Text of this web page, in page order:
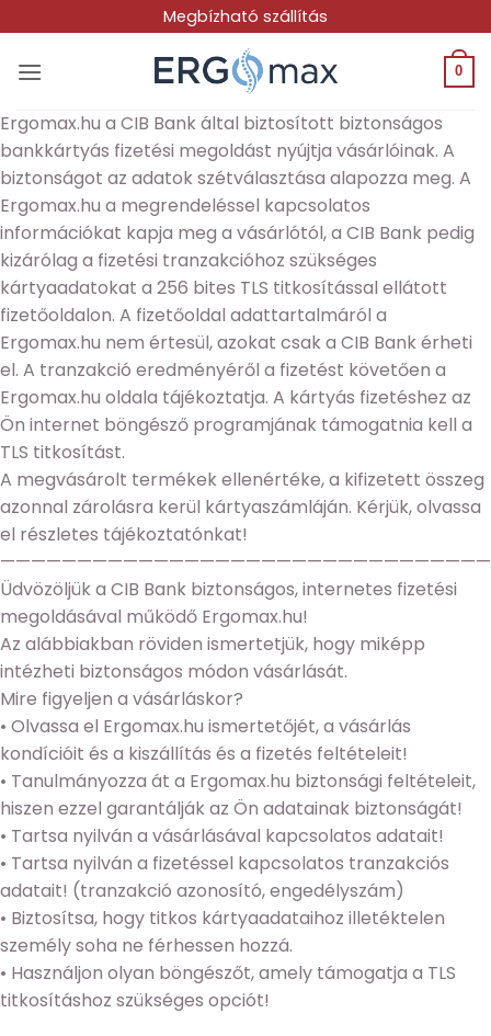
to
content
Megbízható szállítás
0
Ergomax.hu a CIB Bank által biztosított biztonságos
bankkártyás fizetési megoldást nyújtja vásárlóinak. A
biztonságot az adatok szétválasztása alapozza meg. A
Ergomax.hu a megrendeléssel kapcsolatos
információkat kapja meg a vásárlótól, a CIB Bank pedig
kizárólag a fizetési tranzakcióhoz szükséges
kártyaadatokat a 256 bites TLS titkosítással ellátott
fizetőoldalon. A fizetőoldal adattartalmáról a
Ergomax.hu nem értesül, azokat csak a CIB Bank érheti
el. A tranzakció eredményéről a fizetést követően a
Ergomax.hu oldala tájékoztatja. A kártyás fizetéshez az
Ön internet böngésző programjának támogatnia kell a
TLS titkosítást.
A megvásárolt termékek ellenértéke, a kifizetett összeg
azonnal zárolásra kerül kártyaszámláján. Kérjük, olvassa
el részletes tájékoztatónkat!
Üdvözöljük a CIB Bank biztonságos, internetes fizetési
megoldásával működő Ergomax.hu!
Az alábbiakban röviden ismertetjük, hogy miképp
intézheti biztonságos módon vásárlását.
Mire figyeljen a vásárláskor?
• Olvassa el Ergomax.hu ismertetőjét, a vásárlás
kondícióit és a kiszállítás és a fizetés feltételeit!
• Tanulmányozza át a Ergomax.hu biztonsági feltételeit,
hiszen ezzel garantálják az Ön adatainak biztonságát!
• Tartsa nyilván a vásárlásával kapcsolatos adatait!
• Tartsa nyilván a fizetéssel kapcsolatos tranzakciós
adatait! (tranzakció azonosító, engedélyszám)
• Biztosítsa, hogy titkos kártyaadataihoz illetéktelen
személy soha ne férhessen hozzá.
• Használjon olyan böngészőt, amely támogatja a TLS
titkosításhoz szükséges opciót!